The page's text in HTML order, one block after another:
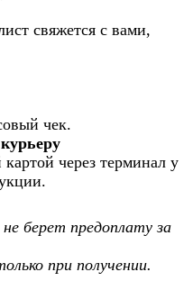
свяжется с вами,
чек.
через терминал у
берет предоплату за
при получении.